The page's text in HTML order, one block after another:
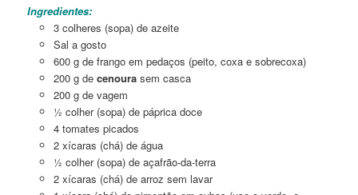
Ingredientes:
3 colheres (sopa) de azeite
Sal a gosto
600 g de frango em pedaços (peito, coxa e sobrecoxa)
200 g de cenourasem casca
200 g de vagem
½ colher (sopa) de páprica doce
4 tomates picados
2 xícaras (chá) de água
½ colher (sopa) de açafrão-da-terra
2 xícaras (chá) de arroz sem lavar